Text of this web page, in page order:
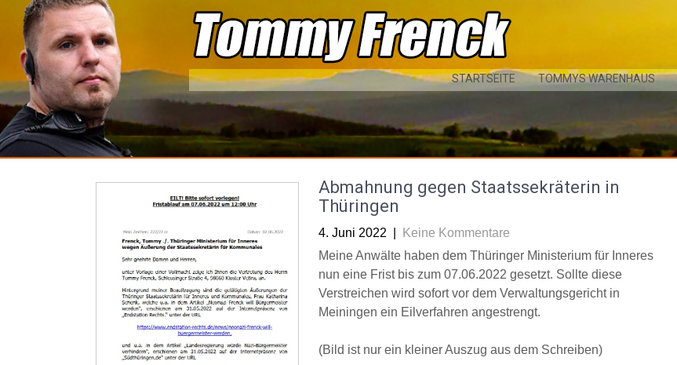
content
STARTSEITE TOMMYS WARENHAUS
Abmahnung gegen Staatssekräterin in
Thüringen
4. Juni 2022
Keine Kommentare
Meine Anwälte haben dem Thüringer Ministerium für Inneres
nun eine Frist bis zum 07.06.2022 gesetzt. Sollte diese
Verstreichen wird sofort vor dem Verwaltungsgericht in
Meiningen ein Eilverfahren angestrengt.
(Bild ist nur ein kleiner Auszug aus dem Schreiben)